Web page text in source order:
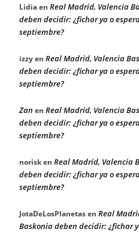
Lidiaen Real Madrid, Valencia
deben decidir: ¿fichar ya o
septiembre?
izzyen Real Madrid, Valencia
deben decidir: ¿fichar ya o
septiembre?
Zan en Real Madrid, Valencia
deben decidir: ¿fichar ya o
septiembre?
norisken Real Madrid, Valencia
deben decidir: ¿fichar ya o
septiembre?
JotaDeLosPlanetasen Real
Baskonia deben decidir: ¿fichar